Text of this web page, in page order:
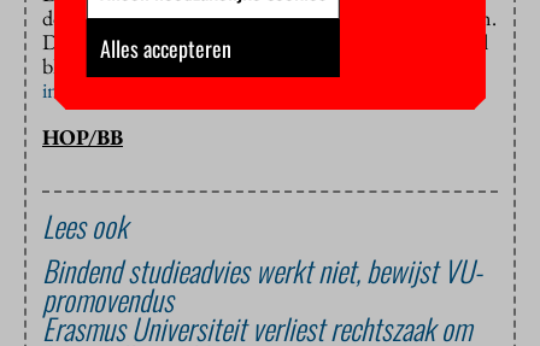
door Frank Hendriks, jurist van adviesbureau Hobéon.
De definitieve uitspraak moet nog volgen. Dan pas zal
blijken of de Erasmus Universiteit en
instellingen
HOP/BB
Lees ook
Bindend studieadvies werkt niet, bewijst VU-
promovendus
Erasmus Universiteit verliest rechtszaak om
Alles accepteren